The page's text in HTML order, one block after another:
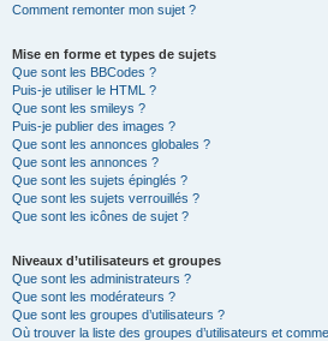
Comment remonter mon sujet ?
Mise en forme et types de sujets
Que sont les BBCodes ?
Puis-je utiliser le HTML ?
Que sont les smileys ?
Puis-je publier des images ?
Que sont les annonces globales ?
Que sont les annonces ?
Que sont les sujets épinglés ?
Que sont les sujets verrouillés ?
Que sont les icônes de sujet ?
Niveaux d’utilisateurs et groupes
Que sont les administrateurs ?
Que sont les modérateurs ?
Que sont les groupes d’utilisateurs ?
Où trouver la liste des groupes d’utilisateurs et